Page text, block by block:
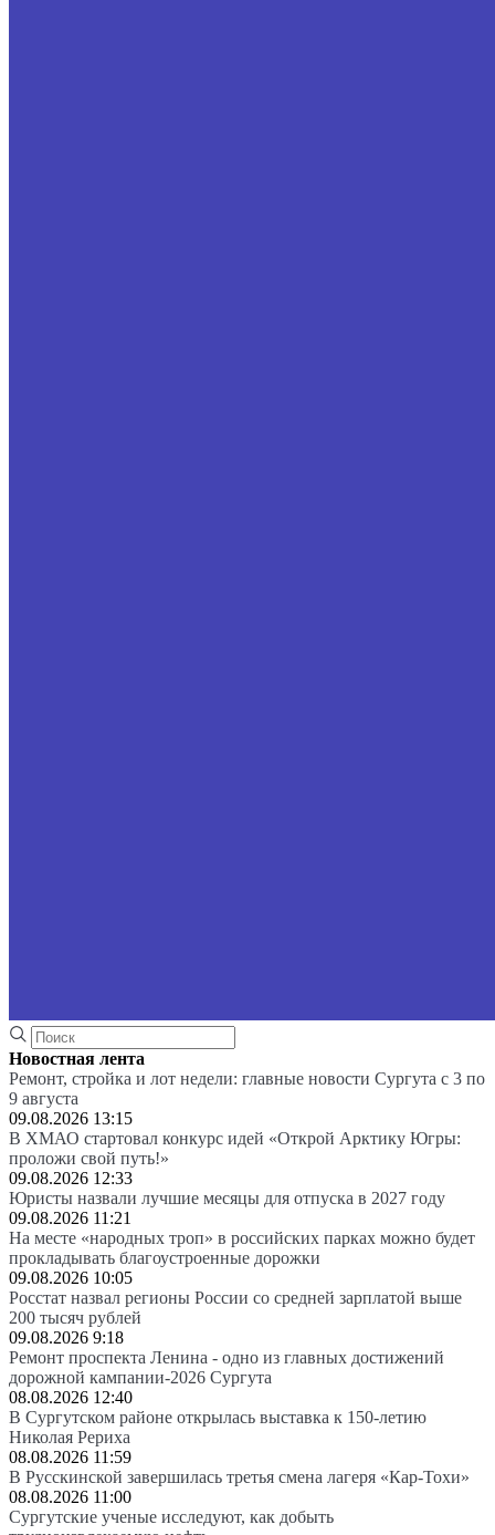
Новостная лента
Ремонт, стройка и лот недели: главные новости Сургута с 3 по
9 августа
09.08.2026 13:15
В ХМАО стартовал конкурс идей «Открой Арктику Югры:
проложи свой путь!»
09.08.2026 12:33
Юристы назвали лучшие месяцы для отпуска в 2027 году
09.08.2026 11:21
На месте «народных троп» в российских парках можно будет
прокладывать благоустроенные дорожки
09.08.2026 10:05
Росстат назвал регионы России со средней зарплатой выше
200 тысяч рублей
09.08.2026 9:18
Ремонт проспекта Ленина - одно из главных достижений
дорожной кампании-2026 Сургута
08.08.2026 12:40
В Сургутском районе открылась выставка к 150-летию
Николая Рериха
08.08.2026 11:59
В Русскинской завершилась третья смена лагеря «Кар-Тохи»
08.08.2026 11:00
Сургутские ученые исследуют, как добыть